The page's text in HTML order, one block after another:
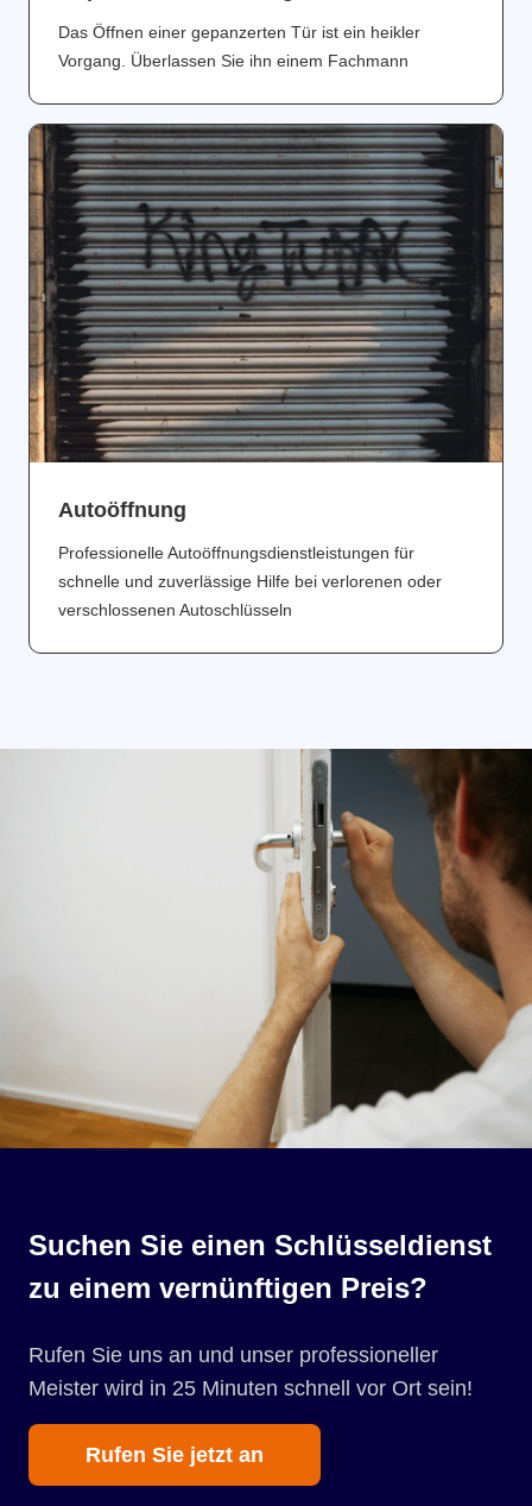
Das Öffnen einer gepanzerten Tür ist ein heikler
Vorgang. Überlassen Sie ihn einem Fachmann
Аutoöffnung
Professionelle Autoöffnungsdienstleistungen für
schnelle und zuverlässige Hilfe bei verlorenen oder
verschlossenen Autoschlüsseln
Suchen Sie einen Schlüsseldienst
zu einem vernünftigen Preis?
Rufen Sie uns an und unser professioneller
Meister wird in 25 Minuten schnell vor Ort sein!
Rufen Sie jetzt an